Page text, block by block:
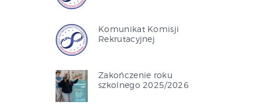
Komunikat Komisji
Rekrutacyjnej
Zakończenie roku
szkolnego 2025/2026